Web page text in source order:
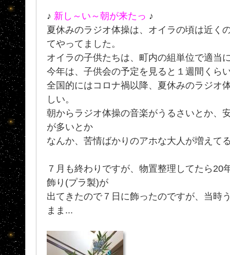
♪ 新し～い～朝が来たっ ♪
夏休みのラジオ体操は、オイラの頃は近く
てやってました。
オイラの子供たちは、町内の組単位で適当
今年は、子供会の予定を見ると１週間くら
全国的にはコロナ禍以降、夏休みのラジオ
しい。
朝からラジオ体操の音楽がうるさいとか、
が多いとか
なんか、苦情ばかりのアホな大人が増えて
７月も終わりですが、物置整理してたら20
飾り(プラ製)が
出てきたので７日に飾ったのですが、当時
まま...